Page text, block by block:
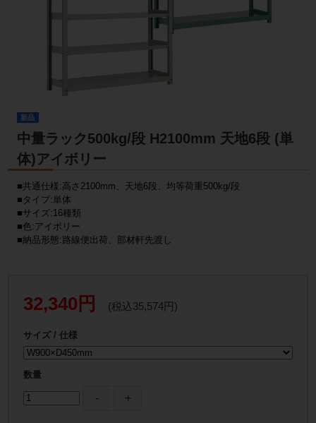
新品
中量ラック500kg/段 H2100mm 天地6段 (単
体)アイボリー
■共通仕様:高さ2100mm、天地6段、均等荷重500kg/段
■タイプ:単体
■サイズ:16種類
■色:アイボリー
■納品形態:路線便出荷、部材軒先渡し
32,340円 (税込35,574円)
サイズ / 仕様
数量